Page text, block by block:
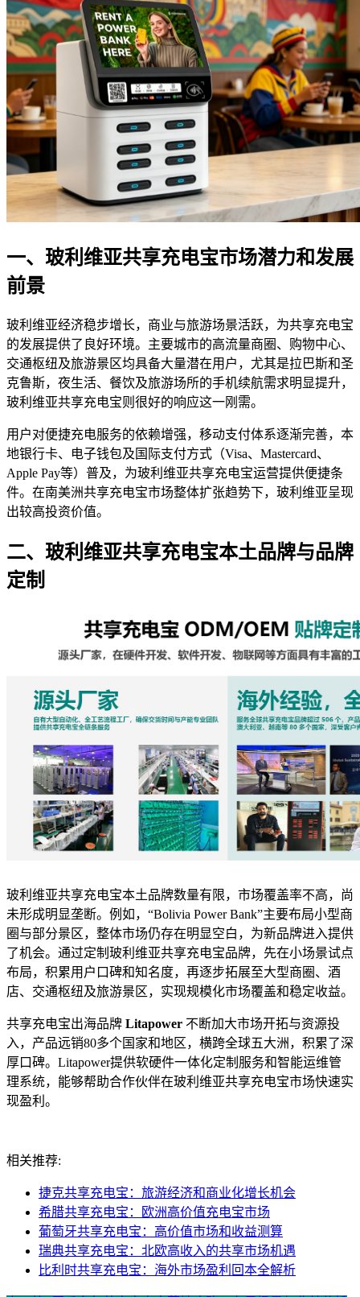
一、玻利维亚共享充电宝市场潜力和发展
前景
玻利维亚经济稳步增长，商业与旅游场景活跃，为共享充电宝
的发展提供了良好环境。主要城市的高流量商圈、购物中心、
交通枢纽及旅游景区均具备大量潜在用户，尤其是拉巴斯和圣
克鲁斯，夜生活、餐饮及旅游场所的手机续航需求明显提升，
玻利维亚共享充电宝则很好的响应这一刚需。
用户对便捷充电服务的依赖增强，移动支付体系逐渐完善，本
地银行卡、电子钱包及国际支付方式（Visa、Mastercard、
Apple Pay等）普及，为玻利维亚共享充电宝运营提供便捷条
件。在南美洲共享充电宝市场整体扩张趋势下，玻利维亚呈现
出较高投资价值。
二、玻利维亚共享充电宝本土品牌与品牌
定制
玻利维亚共享充电宝本土品牌数量有限，市场覆盖率不高，尚
未形成明显垄断。例如，“Bolivia Power Bank”主要布局小型商
圈与部分景区，整体市场仍存在明显空白，为新品牌进入提供
了机会。通过定制玻利维亚共享充电宝品牌，先在小场景试点
布局，积累用户口碑和知名度，再逐步拓展至大型商圈、酒
店、交通枢纽及旅游景区，实现规模化市场覆盖和稳定收益。
共享充电宝出海品牌 Litapower 不断加大市场开拓与资源投
入，产品远销80多个国家和地区，横跨全球五大洲，积累了深
厚口碑。Litapower提供软硬件一体化定制服务和智能运维管
理系统，能够帮助合作伙伴在玻利维亚共享充电宝市场快速实
现盈利。
相关推荐:
捷克共享充电宝：旅游经济和商业化增长机会
希腊共享充电宝：欧洲高价值充电宝市场
葡萄牙共享充电宝：高价值市场和收益测算
瑞典共享充电宝：北欧高收入的共享市场机遇
比利时共享充电宝：海外市场盈利回本全解析